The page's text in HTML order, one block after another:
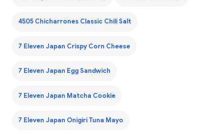
4505 Chicharrones Classic Chili Salt
7 Eleven Japan Crispy Corn Cheese
7 Eleven Japan Egg Sandwich
7 Eleven Japan Matcha Cookie
7 Eleven Japan Onigiri Tuna Mayo